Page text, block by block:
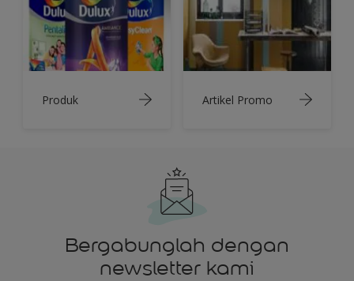
Produk Artikel Promo
Bergabunglah dengan
newsletter kami